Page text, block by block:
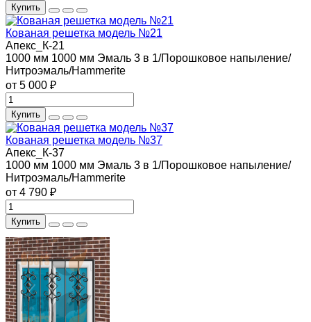
Купить
Кованая решетка модель №21
Апекс_К-21
1000 мм 1000 мм Эмаль 3 в 1/Порошковое напыление/
Нитроэмаль/Hammerite
от 5 000 ₽
Купить
Кованая решетка модель №37
Апекс_К-37
1000 мм 1000 мм Эмаль 3 в 1/Порошковое напыление/
Нитроэмаль/Hammerite
от 4 790 ₽
Купить